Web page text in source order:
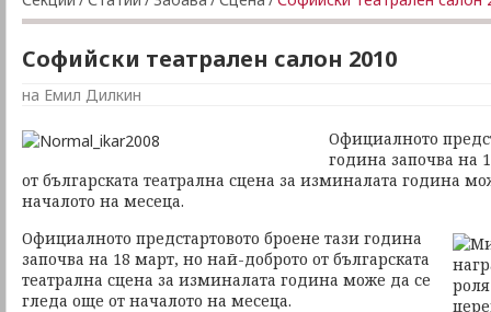
Софийски театрален салон 2010
на Емил Дилкин
Официалното
година започва на
от българската театрална сцена за изминалата година
началото на месеца.
Официалното предстартовото броене тази година
започва на 18 март, но най-доброто от българската
театрална сцена за изминалата година може да се
гледа още от началото на месеца.